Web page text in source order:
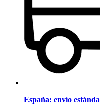
España: envío